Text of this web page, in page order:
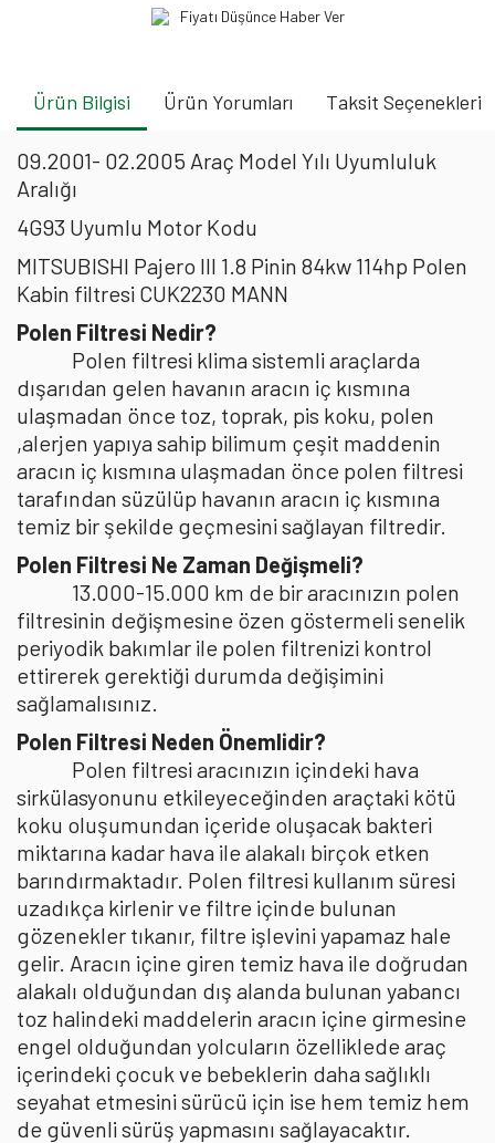
Fiyatı Düşünce Haber Ver
Ürün Bilgisi Ürün Yorumları Taksit Seçenekleri
09.2001- 02.2005 Araç Model Yılı Uyumluluk
Aralığı
4G93 Uyumlu Motor Kodu
MITSUBISHI Pajero III 1.8 Pinin 84kw 114hp Polen
Kabin filtresi CUK2230 MANN
Polen Filtresi Nedir?
Polen filtresi klima sistemli araçlarda
dışarıdan gelen havanın aracın iç kısmına
ulaşmadan önce toz, toprak, pis koku, polen
,alerjen yapıya sahip bilimum çeşit maddenin
aracın iç kısmına ulaşmadan önce polen filtresi
tarafından süzülüp havanın aracın iç kısmına
temiz bir şekilde geçmesini sağlayan filtredir.
Polen Filtresi Ne Zaman Değişmeli?
13.000-15.000 km de bir aracınızın polen
filtresinin değişmesine özen göstermeli senelik
periyodik bakımlar ile polen filtrenizi kontrol
ettirerek gerektiği durumda değişimini
sağlamalısınız.
Polen Filtresi Neden Önemlidir?
Polen filtresi aracınızın içindeki hava
sirkülasyonunu etkileyeceğinden araçtaki kötü
koku oluşumundan içeride oluşacak bakteri
miktarına kadar hava ile alakalı birçok etken
barındırmaktadır. Polen filtresi kullanım süresi
uzadıkça kirlenir ve filtre içinde bulunan
gözenekler tıkanır, filtre işlevini yapamaz hale
gelir. Aracın içine giren temiz hava ile doğrudan
alakalı olduğundan dış alanda bulunan yabancı
toz halindeki maddelerin aracın içine girmesine
engel olduğundan yolcuların özelliklede araç
içerindeki çocuk ve bebeklerin daha sağlıklı
seyahat etmesini sürücü için ise hem temiz hem
de güvenli sürüş yapmasını sağlayacaktır.